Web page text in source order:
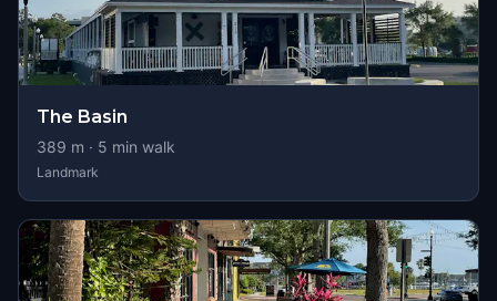
The Basin
389 m · 5 min walk
Landmark